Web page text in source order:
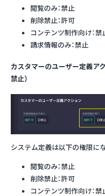
閲覧のみ：禁止
削除禁止：許可
コンテンツ制作向け：禁
請求情報のみ：禁止
カスタマーのユーザー定義ア
禁止）
システム定義は以下の権限に
閲覧のみ：禁止
削除禁止：許可
コンテンツ制作向け：禁